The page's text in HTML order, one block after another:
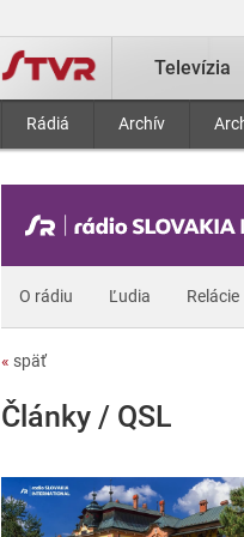
Televízia
Rádiá Archív
O rádiu Ľudia Relácie
« späť
Články / QSL